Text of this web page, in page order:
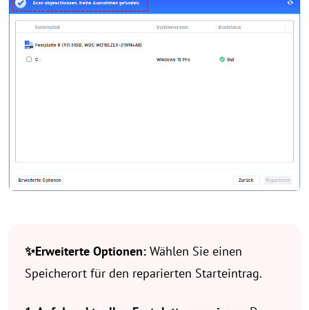
✨Erweiterte Optionen: Wählen Sie einen
Speicherort für den reparierten Starteintrag.